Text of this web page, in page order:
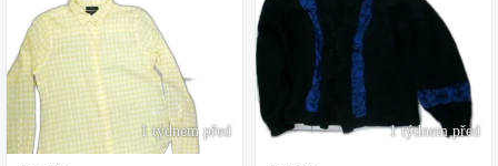
1 týdnem před 1 týdnem před